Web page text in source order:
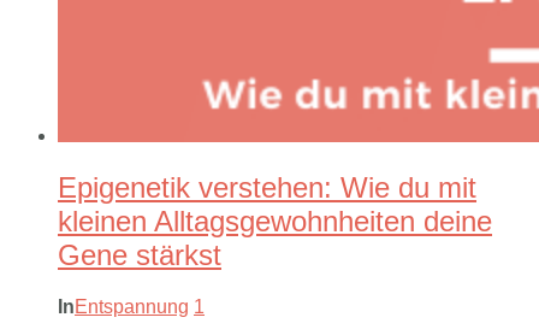
Epigenetik verstehen: Wie du mit
kleinen Alltagsgewohnheiten deine
Gene stärkst
InEntspannung 1